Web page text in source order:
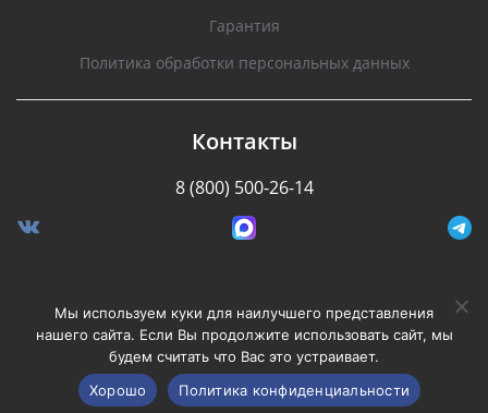
Гарантия
Политика обработки персональных данных
Контакты
8 (800) 500-26-14
Разработано Stormcorp
Copyright © 2008-2020, Silverstone F1. Все права
защищены.
Мы используем куки для наилучшего представления
нашего сайта. Если Вы продолжите использовать сайт, мы
будем считать что Вас это устраивает.
Хорошо
Политика конфиденциальности